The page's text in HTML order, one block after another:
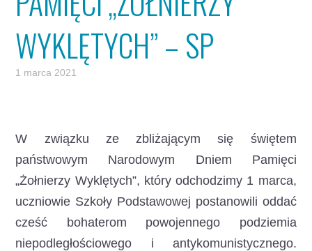
WYKLĘTYCH” – SP
1 marca 2021
W związku ze zbliżającym się świętem
państwowym Narodowym Dniem Pamięci
„Żołnierzy Wyklętych”, który odchodzimy 1 marca,
uczniowie Szkoły Podstawowej postanowili oddać
cześć bohaterom powojennego podziemia
niepodległościowego i antykomunistycznego.